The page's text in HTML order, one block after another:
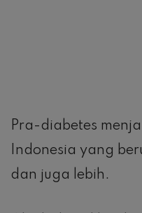
Pra-diabetes
Indonesia yang
dan juga lebih.